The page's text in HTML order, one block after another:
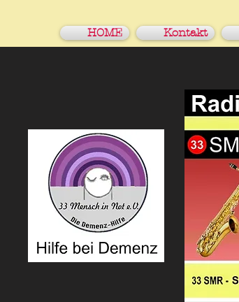
HOME Kontakt